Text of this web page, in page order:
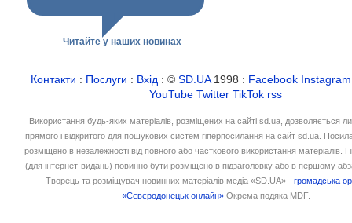
Читайте у наших новинах
Контакти : Послуги : Вхід : ©SD.UA1998 : Facebook Instagram
YouTube Twitter TikTok rss
Використання будь-яких матеріалів, розміщених на сайті sd.ua, дозволяється
прямого і відкритого для пошукових систем гіперпосилання на сайт sd.ua.
розміщено в незалежності від повного або часткового використання матеріалів.
(для інтернет-видань) повинно бути розміщено в підзаголовку або в першому
Творець та розміщувач новинних матеріалів медіа «SD.UA» -громадська
«Сєвєродонецьк онлайн» Окрема подяка MDF.